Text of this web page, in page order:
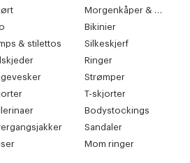
Morgenkåper & kimonoer
Bikinier
& stilettos
Silkeskjerf
Ringer
Strømper
T-skjorter
Bodystockings
Sandaler
Mom ringer